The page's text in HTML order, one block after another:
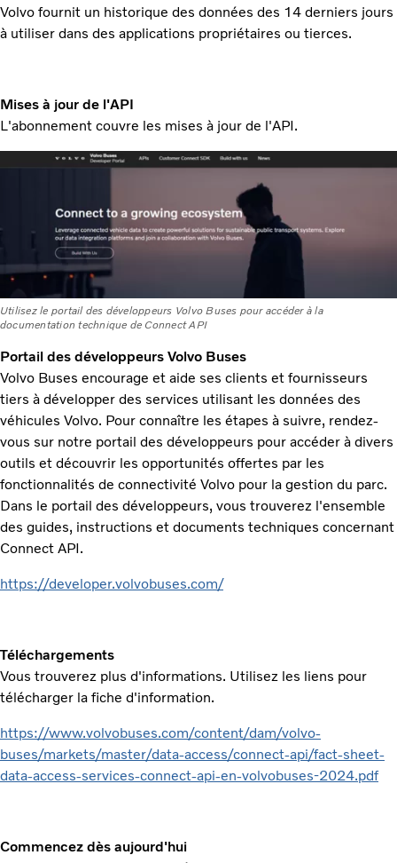
Volvo fournit un historique des données des 14 derniers jours
à utiliser dans des applications propriétaires ou tierces.
Mises à jour de l'API
L'abonnement couvre les mises à jour de l'API.
Utilisez le portail des développeurs Volvo Buses pour accéder à la
documentation technique de Connect API
Portail des développeurs Volvo Buses
Volvo Buses encourage et aide ses clients et fournisseurs
tiers à développer des services utilisant les données des
véhicules Volvo. Pour connaître les étapes à suivre, rendez-
vous sur notre portail des développeurs pour accéder à divers
outils et découvrir les opportunités offertes par les
fonctionnalités de connectivité Volvo pour la gestion du parc.
Dans le portail des développeurs, vous trouverez l'ensemble
des guides, instructions et documents techniques concernant
Connect API.
https://developer.volvobuses.com/
Téléchargements
Vous trouverez plus d'informations. Utilisez les liens pour
télécharger la fiche d'information.
https://www.volvobuses.com/content/dam/volvo-
buses/markets/master/data-access/connect-api/fact-sheet-
data-access-services-connect-api-en-volvobuses-2024.pdf
Commencez dès aujourd'hui